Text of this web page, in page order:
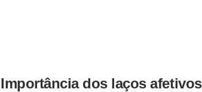
Importância dos laços